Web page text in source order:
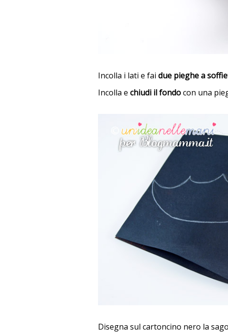
Incolla i lati e fai due pieghe a
Incolla e chiudi il fondocon una
Disegna sul cartoncino nero la